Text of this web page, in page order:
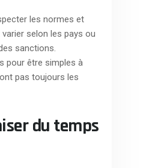
les normes et
selon les pays ou
sanctions.
pour être simples à
pas toujours les
du temps